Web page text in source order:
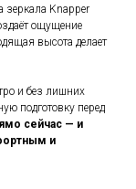
зеркала Knapper
ощущение
высота делает
и без лишних
подготовку перед
сейчас — и
и